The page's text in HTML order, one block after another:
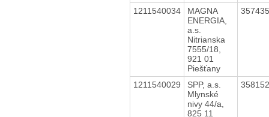
1211540034
MAGNA
ENERGIA,
a.s.
Nitrianska
7555/18,
921 01
Piešťany
1211540029
SPP, a.s.
Mlynské
nivy 44/a,
825 11